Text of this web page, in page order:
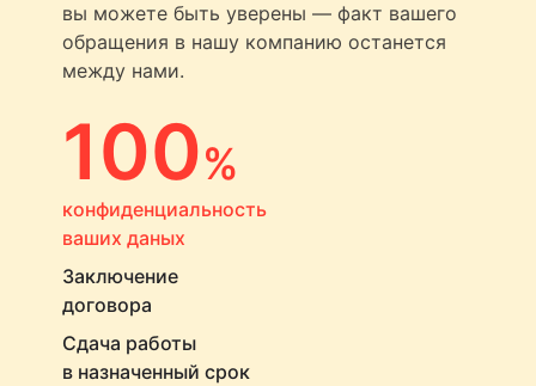
вы можете быть уверены — факт вашего
обращения в нашу компанию останется
между нами.
100%
конфиденциальность
ваших даных
Заключение
договора
Сдача работы
в назначенный срок